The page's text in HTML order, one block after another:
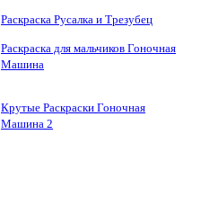
Раскраска Русалка и Трезубец
Раскраска для мальчиков Гоночная
Машина
Крутые Раскраски Гоночная
Машина 2